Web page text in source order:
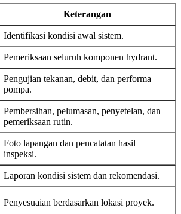
Keterangan
Identifikasi kondisi awal sistem.
Pemeriksaan seluruh komponen hydrant.
Pengujian tekanan, debit, dan performa
pompa.
Pembersihan, pelumasan, penyetelan, dan
pemeriksaan rutin.
Foto lapangan dan pencatatan hasil
inspeksi.
Laporan kondisi sistem dan rekomendasi.
Penyesuaian berdasarkan lokasi proyek.